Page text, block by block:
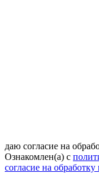
даю согласие на
Ознакомлен(а) с
согласие на